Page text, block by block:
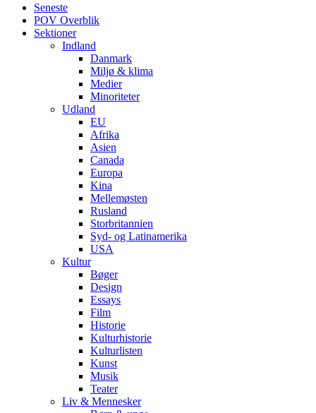
Seneste
POV Overblik
Sektioner
Indland
Danmark
Miljø & klima
Medier
Minoriteter
Udland
EU
Afrika
Asien
Canada
Europa
Kina
Mellemøsten
Rusland
Storbritannien
Syd- og Latinamerika
USA
Kultur
Bøger
Design
Essays
Film
Historie
Kulturhistorie
Kulturlisten
Kunst
Musik
Teater
Liv & Mennesker